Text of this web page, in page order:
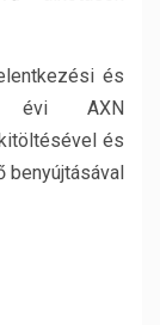
és
évi AXN
és
benyújtásával